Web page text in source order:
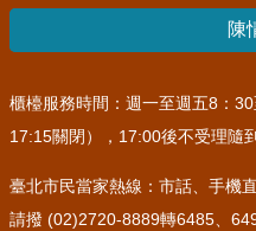
陳
櫃檯服務時間：週一至週五8：
17:15關閉），17:00後不受理隨
臺北市民當家熱線：市話、手機
請撥 (02)2720-8889轉6485、